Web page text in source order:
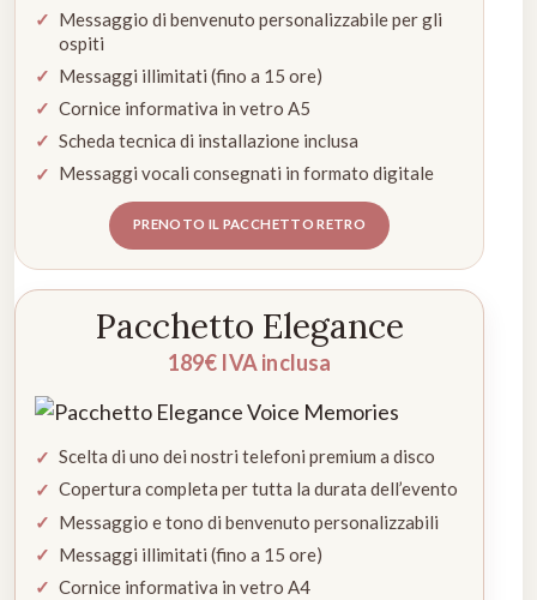
Messaggio di benvenuto personalizzabile per gli
ospiti
Messaggi illimitati (fino a 15 ore)
Cornice informativa in vetro A5
Scheda tecnica di installazione inclusa
Messaggi vocali consegnati in formato digitale
PRENOTO IL PACCHETTO RETRO
Pacchetto Elegance
189€ IVA inclusa
Scelta di uno dei nostri telefoni premium a disco
Copertura completa per tutta la durata dell’evento
Messaggio e tono di benvenuto personalizzabili
Messaggi illimitati (fino a 15 ore)
Cornice informativa in vetro A4